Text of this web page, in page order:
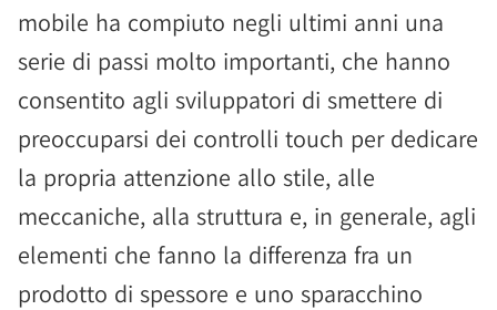
mobile ha compiuto negli ultimi anni una
serie di passi molto importanti, che hanno
consentito agli sviluppatori di smettere di
preoccuparsi dei controlli touch per dedicare
la propria attenzione allo stile, alle
meccaniche, alla struttura e, in generale, agli
elementi che fanno la differenza fra un
prodotto di spessore e uno sparacchino